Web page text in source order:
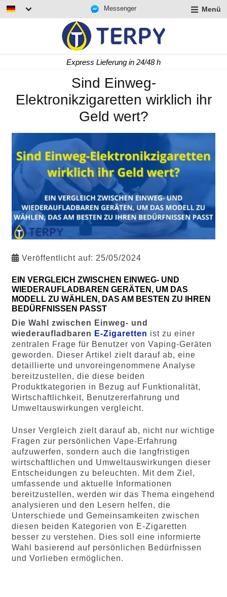
Messenger Menü
Express Lieferung in 24/48 h
Sind Einweg-
Elektronikzigaretten wirklich ihr
Geld wert?
Veröffentlicht auf: 25/05/2024
EIN VERGLEICH ZWISCHEN EINWEG- UND
WIEDERAUFLADBAREN GERÄTEN, UM DAS
MODELL ZU WÄHLEN, DAS AM BESTEN ZU IHREN
BEDÜRFNISSEN PASST
Die Wahl zwischen Einweg- und
wiederaufladbaren E-Zigaretten ist zu einer
zentralen Frage für Benutzer von Vaping-Geräten
geworden. Dieser Artikel zielt darauf ab, eine
detaillierte und unvoreingenommene Analyse
bereitzustellen, die diese beiden
Produktkategorien in Bezug auf Funktionalität,
Wirtschaftlichkeit, Benutzererfahrung und
Umweltauswirkungen vergleicht.
Unser Vergleich zielt darauf ab, nicht nur wichtige
Fragen zur persönlichen Vape-Erfahrung
aufzuwerfen, sondern auch die langfristigen
wirtschaftlichen und Umweltauswirkungen dieser
Entscheidungen zu beleuchten. Mit dem Ziel,
umfassende und aktuelle Informationen
bereitzustellen, werden wir das Thema eingehend
analysieren und den Lesern helfen, die
Unterschiede und Gemeinsamkeiten zwischen
diesen beiden Kategorien von E-Zigaretten
besser zu verstehen. Dies soll eine informierte
Wahl basierend auf persönlichen Bedürfnissen
und Vorlieben ermöglichen.